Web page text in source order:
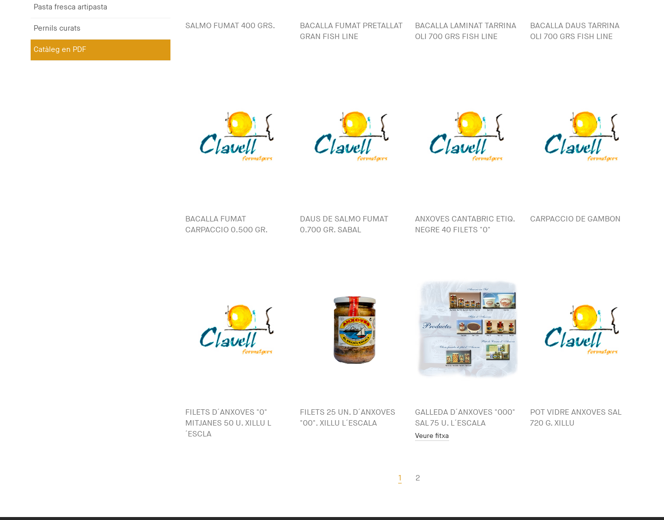
Pasta fresca artipasta
Pernils curats
Catàleg en PDF
SALMO FUMAT 400 GRS.
BACALLA FUMAT PRETALLAT
GRAN FISH LINE
BACALLA LAMINAT TARRINA
OLI 700 GRS FISH LINE
BACALLA DAUS TARRINA
OLI 700 GRS FISH LINE
BACALLA FUMAT
CARPACCIO 0.500 GR.
DAUS DE SALMO FUMAT
0.700 GR. SABAL
ANXOVES CANTABRIC ETIQ.
NEGRE 40 FILETS "0"
CARPACCIO DE GAMBON
FILETS D´ANXOVES "0"
MITJANES 50 U. XILLU L
´ESCLA
FILETS 25 UN. D´ANXOVES
"00". XILLU L´ESCALA
GALLEDA D´ANXOVES "000"
SAL 75 U. L´ESCALA
Veure fitxa
POT VIDRE ANXOVES SAL
720 G. XILLU
1 2